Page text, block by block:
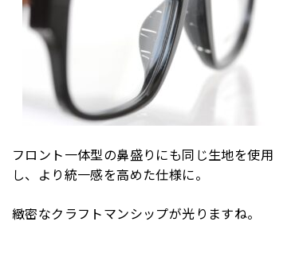
フロント一体型の鼻盛りにも同じ生地を使用
し、より統一感を高めた仕様に。
緻密なクラフトマンシップが光りますね。